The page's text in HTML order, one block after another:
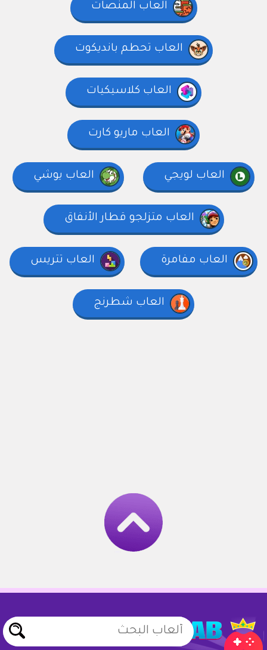
العاب المنصات
العاب تحطم بانديكوت
العاب كلاسيكيات
العاب ماريو كارت
العاب لويجي العاب يوشي
العاب متزلجو قطار الأنفاق
العاب مفامرة العاب تتريس
العاب شطرنج